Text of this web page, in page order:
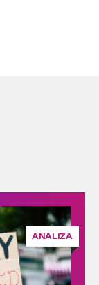
ANALIZA